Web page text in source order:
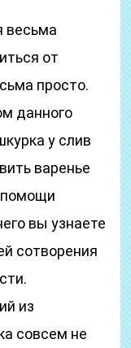
весьма
от
просто.
данного
у слив
варенье
помощи
вы узнаете
сотворения
из
совсем не